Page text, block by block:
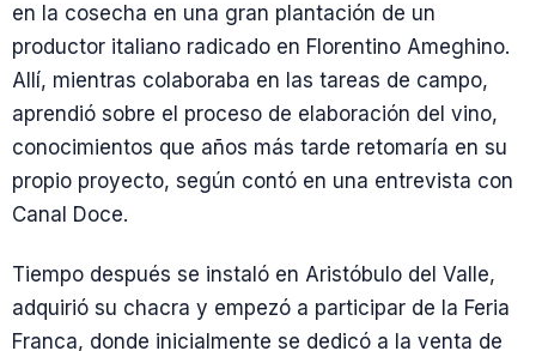
en la cosecha en una gran plantación de un
productor italiano radicado en Florentino Ameghino.
Allí, mientras colaboraba en las tareas de campo,
aprendió sobre el proceso de elaboración del vino,
conocimientos que años más tarde retomaría en su
propio proyecto, según contó en una entrevista con
Canal Doce.
Tiempo después se instaló en Aristóbulo del Valle,
adquirió su chacra y empezó a participar de la Feria
Franca, donde inicialmente se dedicó a la venta de